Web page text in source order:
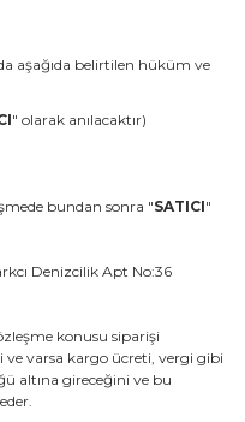
aşağıda belirtilen hüküm ve
" olarak anılacaktır)
bundan sonra "SATICI"
Denizcilik Apt No:36
konusu siparişi
ve varsa kargo ücreti, vergi gibi
altına gireceğini ve bu